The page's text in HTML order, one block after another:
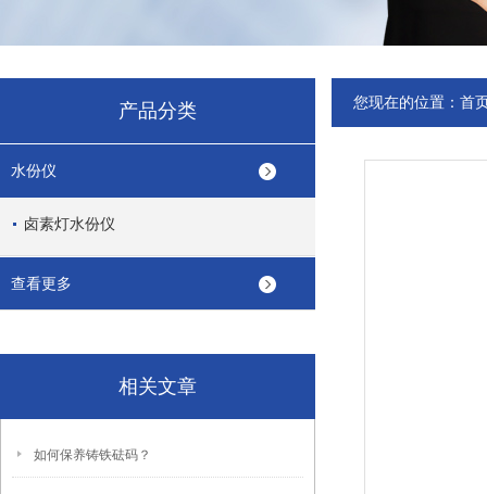
产品分类
水份仪
卤素灯水份仪
查看更多
相关文章
如何保养铸铁砝码？
您现在的位置： 首